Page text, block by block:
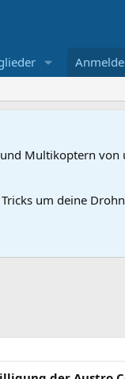
Multikoptern von
um deine